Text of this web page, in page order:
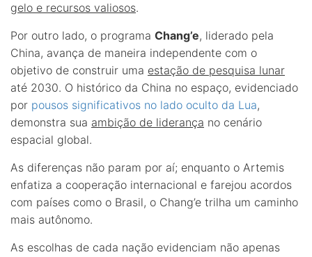
gelo e recursos valiosos.
Por outro lado, o programa Chang’e, liderado pela
China, avança de maneira independente com o
objetivo de construir uma estação de pesquisa lunar
até 2030. O histórico da China no espaço, evidenciado
por pousos significativos no lado oculto da Lua,
demonstra sua ambição de liderança no cenário
espacial global.
As diferenças não param por aí; enquanto o Artemis
enfatiza a cooperação internacional e farejou acordos
com países como o Brasil, o Chang’e trilha um caminho
mais autônomo.
As escolhas de cada nação evidenciam não apenas